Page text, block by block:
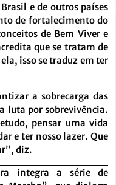
e de outros países
de fortalecimento do
de Bem Viver e
que se tratam de
isso se traduz em ter
a sobrecarga das
luta por sobrevivência.
pensar uma vida
e ter nosso lazer. Que
diz.
integra a série de